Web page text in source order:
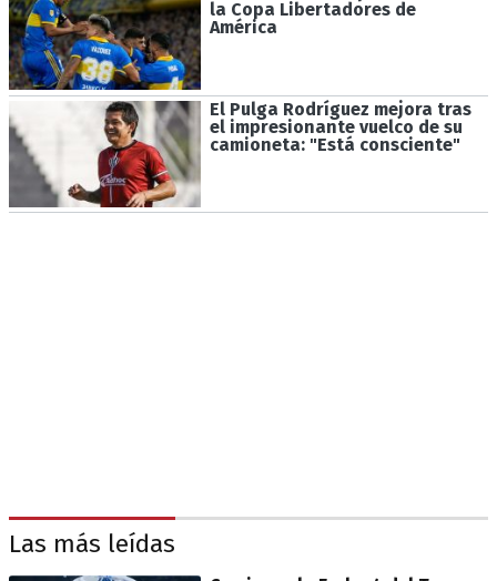
la Copa Libertadores de
América
El Pulga Rodríguez mejora tras
el impresionante vuelco de su
camioneta: "Está consciente"
Las más leídas